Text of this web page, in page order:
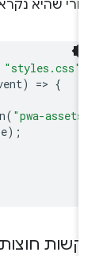
שהיא
, "styles.css"
(event) =
open("pwa-
חוצות-